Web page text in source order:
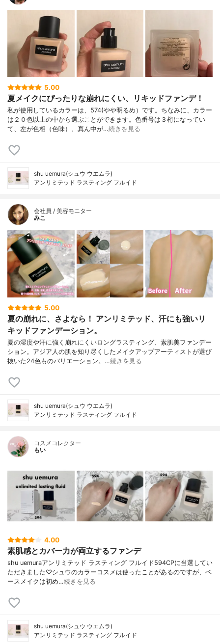
5.00
夏メイクにぴったりな崩れにくい、リキッドファンデ！
私が使用しているカラーは、574(やや明るめ）です。ちなみに、カラー
は２０色以上の中から選ぶことができます。色番号は３桁になってい
て、左が色相（色味）、真ん中が…続きを見る
shu uemura(シュウ ウエムラ)
アンリミテッド ラスティング フルイド
会社員 / 美容モニター
みこ
5.00
夏の崩れに、さよなら！ アンリミテッド、汗にも強いリ
キッドファンデーション。
夏の湿度や汗に強く崩れにくいロングラスティング、素肌美ファンデー
ション。アジア人の肌を知り尽くしたメイクアップアーティストが選び
抜いた24色ものバリエーション。…続きを見る
shu uemura(シュウ ウエムラ)
アンリミテッド ラスティング フルイド
コスメコレクター
もい
4.00
素肌感とカバー力が両立するファンデ
shu uemuraアンリミテッド ラスティング フルイド594CPに当選してい
ただきました♡シュウのカラーコスメは使ったことがあるのですが、ベ
ースメイクは初め…続きを見る
shu uemura(シュウ ウエムラ)
アンリミテッド ラスティング フルイド